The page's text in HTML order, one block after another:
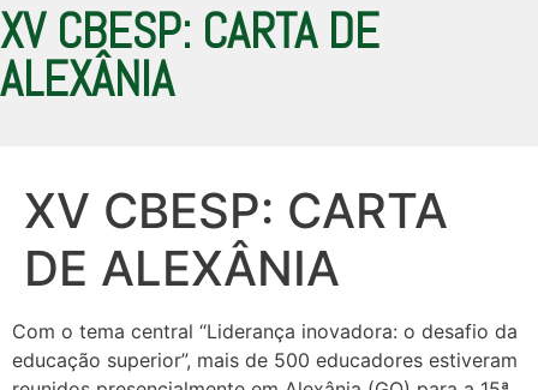
XV CBESP: CARTA DE
ALEXÂNIA
XV CBESP: CARTA
DE ALEXÂNIA
Com o tema central “Liderança inovadora: o desafio da
educação superior”, mais de 500 educadores estiveram